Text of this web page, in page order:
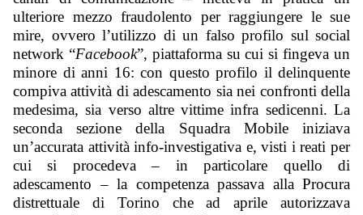
ulteriore mezzo fraudolento per raggiungere le sue
mire, ovvero l’utilizzo di un falso profilo sul social
network “Facebook”, piattaforma su cui si fingeva un
minore di anni 16: con questo profilo il delinquente
compiva attività di adescamento sia nei confronti della
medesima, sia verso altre vittime infra sedicenni. La
seconda sezione della Squadra Mobile iniziava
un’accurata attività info-investigativa e, visti i reati per
cui si procedeva – in particolare quello di
adescamento – la competenza passava alla Procura
distrettuale di Torino che ad aprile autorizzava